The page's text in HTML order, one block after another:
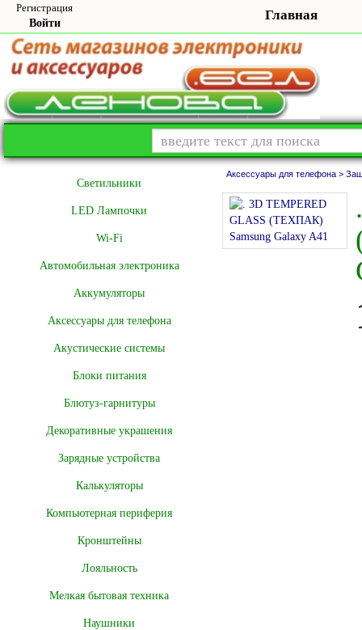
Регистрация
Войти
Главная
Cветильники
LED Лампочки
Wi-Fi
Автомобильная электроника
Аккумуляторы
Аксессуары для телефона
Акустические системы
Блоки питания
Блютуз-гарнитуры
Декоративные украшения
Зарядные устройства
Калькуляторы
Компьютерная периферия
Кронштейны
Лояльность
Мелкая бытовая техника
Наушники
Аксессуары для телефона >